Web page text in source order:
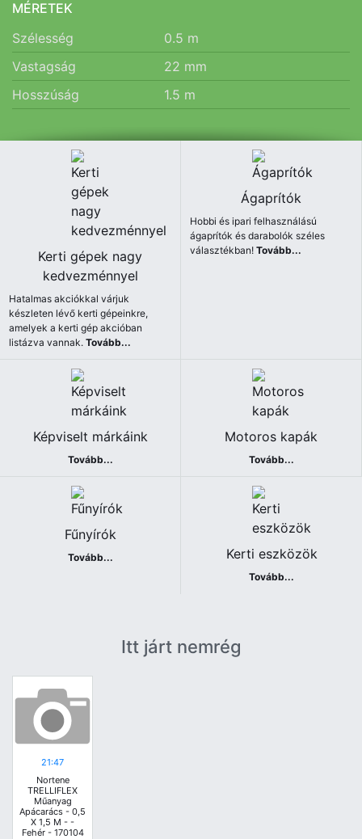
MÉRETEK
Szélesség
0.5 m
Vastagság
22 mm
Hosszúság
1.5 m
Kerti gépek nagy
kedvezménnyel
Hatalmas akciókkal várjuk
készleten lévő kerti gépeinkre,
amelyek a kerti gép akcióban
listázva vannak.Tovább...
Ágaprítók
Hobbi és ipari felhasználású
ágaprítók és darabolók széles
választékban!Tovább...
Képviselt márkáink
Tovább...
Motoros kapák
Tovább...
Fűnyírók
Tovább... Kerti eszközök
Tovább...
Itt járt nemrég
21:47
Nortene
TRELLIFLEX
Műanyag
Apácarács - 0,5
X 1,5 M - -
Fehér - 170104